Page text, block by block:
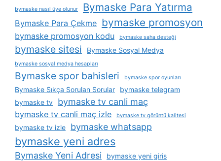
bymaske nasıl üye olunur Bymaske Para Yatırma
Bymaske Para Çekme bymaske promosyon
bymaske promosyon kodu bymaske saha desteği
bymaske sitesi Bymaske Sosyal Medya
bymaske sosyal medya hesapları
Bymaske spor bahisleri bymaske spor oyunları
Bymaske Sıkça Sorulan Sorular
bymaske telegram
bymaske tv
bymaske tv canli maç
bymaske tv canli maç izle bymaske tv görüntü kalitesi
bymaske tv izle bymaske whatsapp
bymaske yeni adres
Bymaske Yeni Adresi
bymaske yeni giris